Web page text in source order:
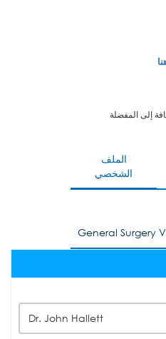
إلى المفضلة
الملف
الشخصي
General Surgery
Dr. John Hallett